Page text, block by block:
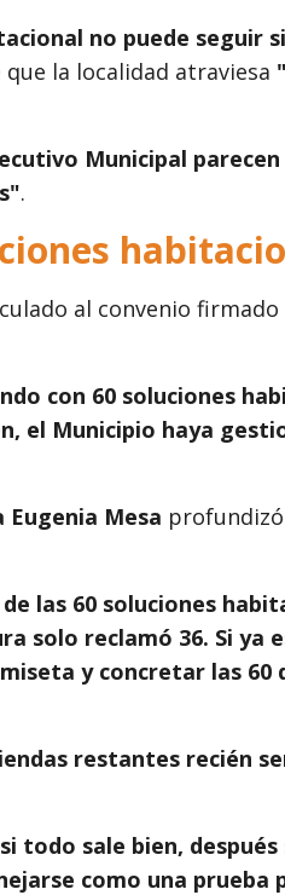
no puede seguir
la localidad atraviesa
Municipal
.
al convenio firmado
con 60 soluciones
el Municipio haya
Eugenia Mesa
las 60 soluciones
solo reclamó 36. Si ya
y concretar las 60
restantes recién
todo sale bien,
como una prueba